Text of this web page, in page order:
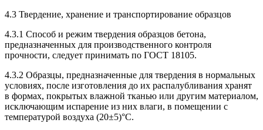
4.3 Твердение, хранение и транспортирование образцов
4.3.1 Способ и режим твердения образцов бетона,
предназначенных для производственного контроля
прочности, следует принимать по ГОСТ 18105.
4.3.2 Образцы, предназначенные для твердения в нормальных
условиях, после изготовления до их распалубливания хранят
в формах, покрытых влажной тканью или другим материалом,
исключающим испарение из них влаги, в помещении с
температурой воздуха (20±5)°С.